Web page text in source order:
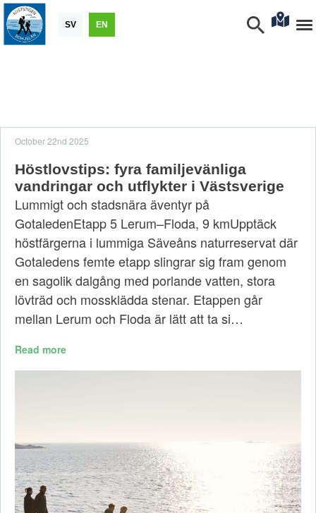
SV EN
October 22nd 2025
Höstlovstips: fyra familjevänliga
vandringar och utflykter i Västsverige
Lummigt och stadsnära äventyr på
GotaledenEtapp 5 Lerum–Floda, 9 kmUpptäck
höstfärgerna i lummiga Säveåns naturreservat där
Gotaledens femte etapp slingrar sig fram genom
en sagolik dalgång med porlande vatten, stora
lövträd och mossklädda stenar. Etappen går
mellan Lerum och Floda är lätt att ta si…
Read more